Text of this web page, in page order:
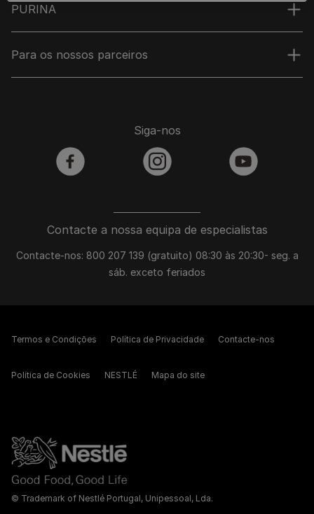
PURINA
Para os nossos parceiros
Contacte a nossa equipa de especialistas
Contacte-nos: 800 207 139 (gratuito) 08:30 às 20:30- seg. a
sáb. exceto feriados
Siga-nos
facebook instagram youtube
© Trademark of Nestlé Portugal, Unipessoal, Lda.
Termos e Condições Política de Privacidade Contacte-nos
Política de Cookies NESTLÉ Mapa do site